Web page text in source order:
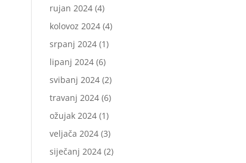
rujan 2024 (4)
kolovoz 2024 (4)
srpanj 2024 (1)
lipanj 2024 (6)
svibanj 2024 (2)
travanj 2024 (6)
ožujak 2024 (1)
veljača 2024 (3)
siječanj 2024 (2)